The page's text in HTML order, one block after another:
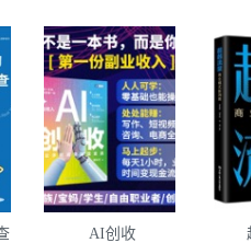
AI创收